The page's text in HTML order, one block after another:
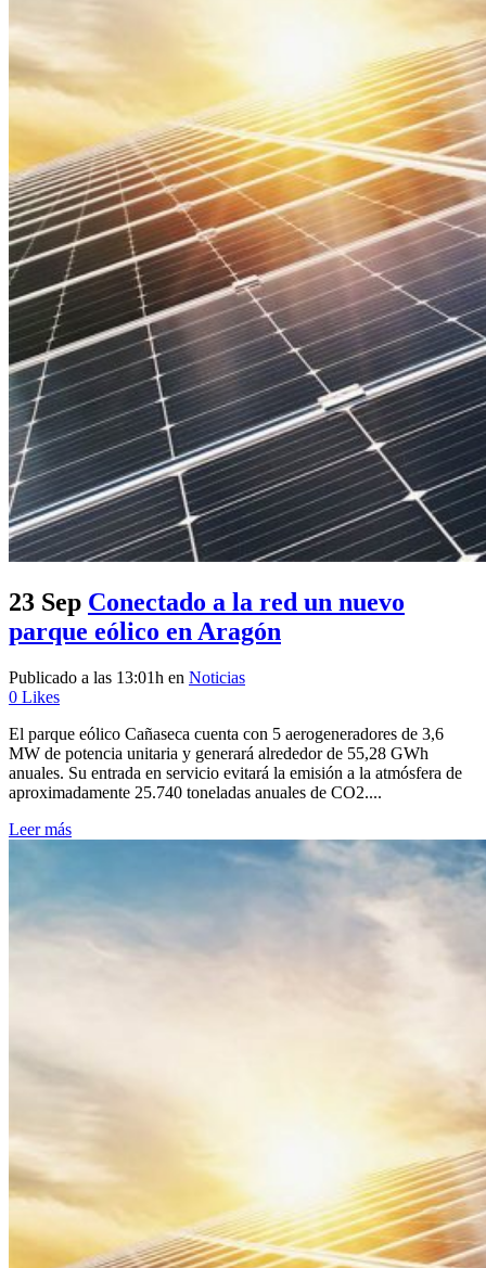
23 Sep Conectado a la red un nuevo
parque eólico en Aragón
Publicado a las 13:01h en Noticias
0 Likes
El parque eólico Cañaseca cuenta con 5 aerogeneradores de 3,6
MW de potencia unitaria y generará alrededor de 55,28 GWh
anuales. Su entrada en servicio evitará la emisión a la atmósfera de
aproximadamente 25.740 toneladas anuales de CO2....
Leer más